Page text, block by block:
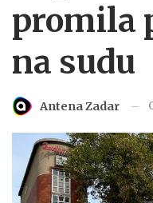
promila
na sudu
Antena Zadar